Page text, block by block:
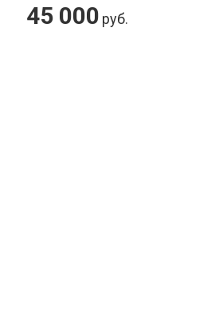
45 000 руб.